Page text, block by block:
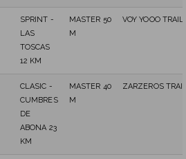
SPRINT -
LAS
TOSCAS
12 KM
MASTER 50
M
VOY YOOO
CLASIC -
CUMBRES
DE
ABONA 23
KM
MASTER 40
M
ZARZEROS